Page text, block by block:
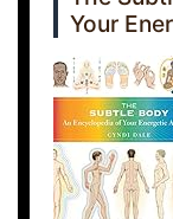
Your